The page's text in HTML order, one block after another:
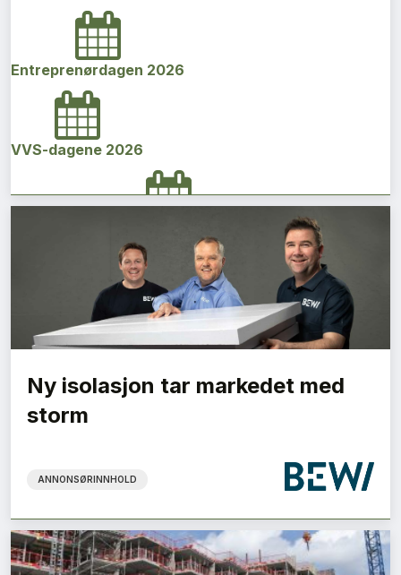
Entreprenørdagen 2026
VVS-dagene 2026
Norges bygg- og eiendomskonferanse 2026
Vi Bygger Vestland 2026
Byggenæringens Klimakonferanse 2026
Ny isolasjon tar markedet med
storm
ANNONSØRINNHOLD